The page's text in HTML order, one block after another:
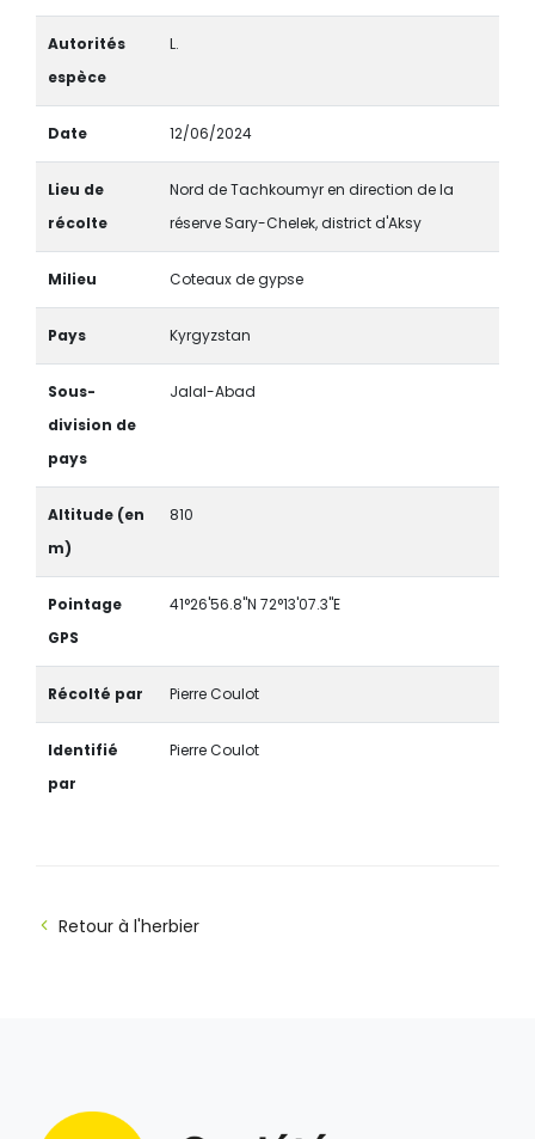
Autorités
espèce
L.
Date 12/06/2024
Lieu de
récolte
Nord de Tachkoumyr en direction de la
réserve Sary-Chelek, district d'Aksy
Milieu Coteaux de gypse
Pays Kyrgyzstan
Sous-
division de
pays
Jalal-Abad
Altitude (en
m)
810
Pointage
GPS
41°26'56.8"N 72°13'07.3"E
Récolté par Pierre Coulot
Identifié
par
Pierre Coulot
Retour à l'herbier